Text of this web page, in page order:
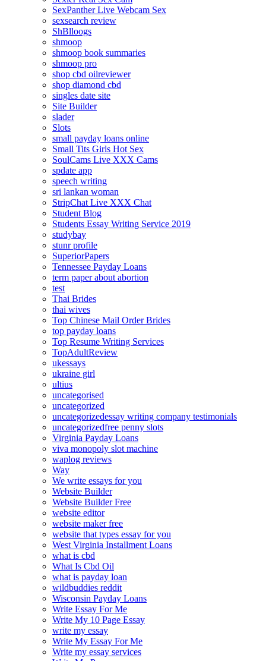
SexPanther Live Webcam Sex
sexsearch review
ShBlloogs
shmoop
shmoop book summaries
shmoop pro
shop cbd oilreviewer
shop diamond cbd
singles date site
Site Builder
slader
Slots
small payday loans online
Small Tits Girls Hot Sex
SoulCams Live XXX Cams
spdate app
speech writing
sri lankan woman
StripChat Live XXX Chat
Student Blog
Students Essay Writing Service 2019
studybay
stunr profile
SuperiorPapers
Tennessee Payday Loans
term paper about abortion
test
Thai Brides
thai wives
Top Chinese Mail Order Brides
top payday loans
Top Resume Writing Services
TopAdultReview
ukessays
ukraine girl
ultius
uncategorised
uncategorized
uncategorizedessay writing company testimonials
uncategorizedfree penny slots
Virginia Payday Loans
viva monopoly slot machine
waplog reviews
Way
We write essays for you
Website Builder
Website Builder Free
website editor
website maker free
website that types essay for you
West Virginia Installment Loans
what is cbd
What Is Cbd Oil
what is payday loan
wildbuddies reddit
Wisconsin Payday Loans
Write Essay For Me
Write My 10 Page Essay
write my essay
Write My Essay For Me
Write my essay services